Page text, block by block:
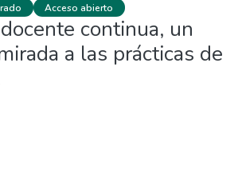
Acceso abierto
continua, un
a las prácticas de